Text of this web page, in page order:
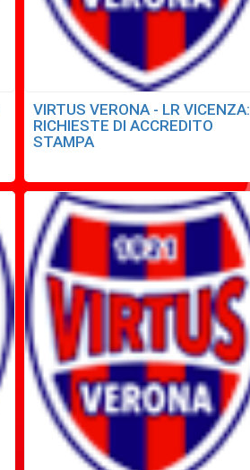
VIRTUS VERONA - LR VICENZA:
RICHIESTE DI ACCREDITO
STAMPA